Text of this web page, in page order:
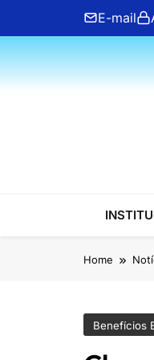
content
E-mail
Home
Benefícios